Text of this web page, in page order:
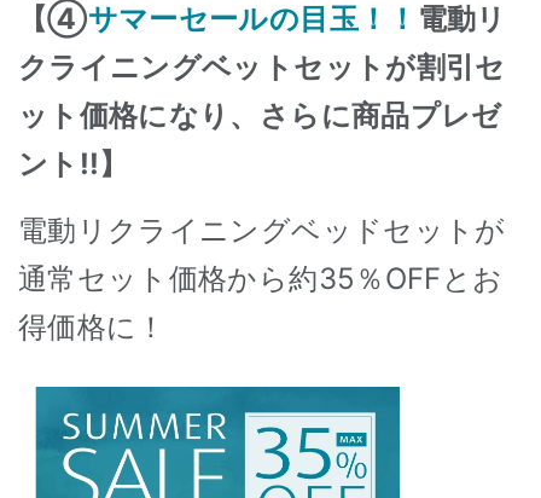
【④サマーセールの目玉！！ 電動リ
クライニングベットセットが割引セ
ット価格になり、さらに商品プレゼ
ント!!】
電動リクライニングベッドセットが
通常セット価格から約35％OFFとお
得価格に！